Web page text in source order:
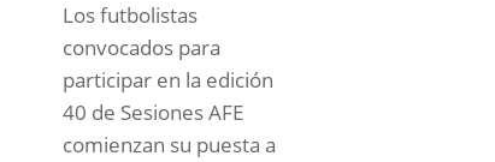
Los futbolistas
convocados para
participar en la edición
40 de Sesiones AFE
comienzan su puesta a